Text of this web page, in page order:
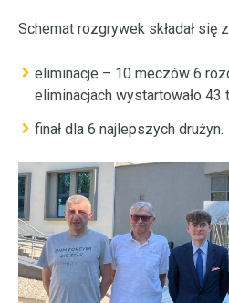
Schemat rozgrywek składał się
eliminacje – 10 meczów 6
eliminacjach wystartowało 43
finał dla 6 najlepszych drużyn.